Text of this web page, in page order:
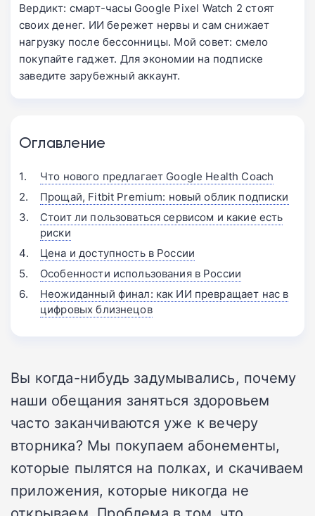
Вердикт: смарт-часы Google Pixel Watch 2 стоят
своих денег. ИИ бережет нервы и сам снижает
нагрузку после бессонницы. Мой совет: смело
покупайте гаджет. Для экономии на подписке
заведите зарубежный аккаунт.
Оглавление
Что нового предлагает Google Health Coach
Прощай, Fitbit Premium: новый облик подписки
Стоит ли пользоваться сервисом и какие есть
риски
Цена и доступность в России
Особенности использования в России
Неожиданный финал: как ИИ превращает нас в
цифровых близнецов
Вы когда-нибудь задумывались, почему
наши обещания заняться здоровьем
часто заканчиваются уже к вечеру
вторника? Мы покупаем абонементы,
которые пылятся на полках, и скачиваем
приложения, которые никогда не